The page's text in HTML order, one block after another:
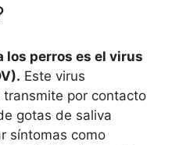
los perros es el virus
Este virus
por contacto
gotas de saliva
síntomas como